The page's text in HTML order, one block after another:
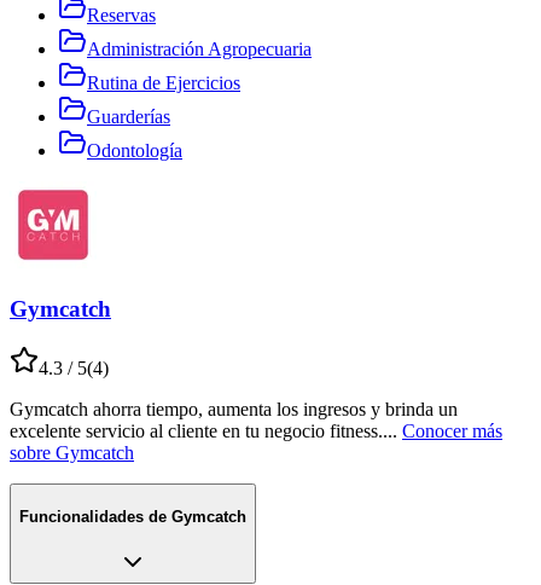
Reservas
Administración Agropecuaria
Rutina de Ejercicios
Guarderías
Odontología
Gymcatch
4.3 / 5(4)
Gymcatch ahorra tiempo, aumenta los ingresos y brinda un
excelente servicio al cliente en tu negocio fitness.... Conocer más
sobre Gymcatch
Funcionalidades de Gymcatch